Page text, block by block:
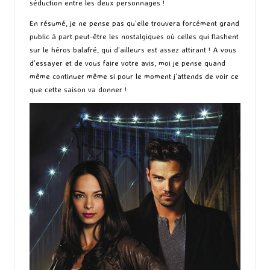
séduction entre les deux personnages !
En résumé, je ne pense pas qu’elle trouvera forcément grand
public à part peut-être les nostalgiques où celles qui flashent
sur le héros balafré, qui d’ailleurs est assez attirant ! A vous
d’essayer et de vous faire votre avis, moi je pense quand
même continuer même si pour le moment j’attends de voir ce
que cette saison va donner !